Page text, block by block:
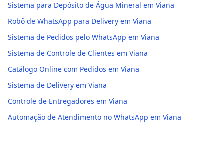
Sistema para Depósito de Água Mineral em Viana
Robô de WhatsApp para Delivery em Viana
Sistema de Pedidos pelo WhatsApp em Viana
Sistema de Controle de Clientes em Viana
Catálogo Online com Pedidos em Viana
Sistema de Delivery em Viana
Controle de Entregadores em Viana
Automação de Atendimento no WhatsApp em Viana